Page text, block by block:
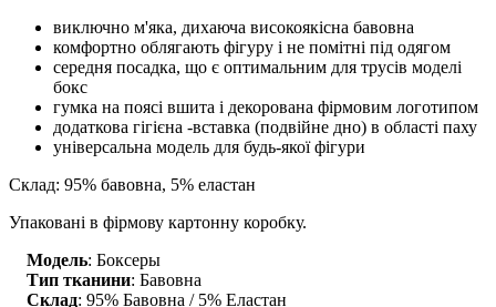
виключно м'яка, дихаюча високоякісна бавовна
комфортно облягають фігуру і не помітні під одягом
середня посадка, що є оптимальним для трусів моделі
бокс
гумка на поясі вшита і декорована фірмовим логотипом
додаткова гігієна -вставка (подвійне дно) в області паху
універсальна модель для будь-якої фігури
Склад: 95% бавовна, 5% еластан
Упаковані в фірмову картонну коробку.
Модель: Боксеры
Тип тканини: Бавовна
Склад: 95% Бавовна / 5% Еластан